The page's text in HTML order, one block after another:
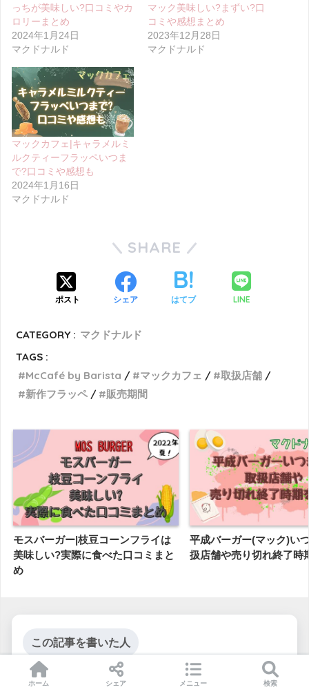
っちが美味しい?口コミやカ
ロリーまとめ
2024年1月24日
マクドナルド
マック美味しい?まずい?口
コミや感想まとめ
2023年12月28日
マクドナルド
マックカフェ|キャラメルミ
ルクティーフラッペいつま
で?口コミや感想も
2024年1月16日
マクドナルド
SHARE
ポスト シェア はてブ LINE
CATEGORY : マクドナルド
TAGS :
McCafé by Barista
マックカフェ
取扱店舗
新作フラッペ
販売期間
モスバーガー|枝豆コーンフライは
美味しい?実際に食べた口コミまと
め
平成バーガー(マック)い
扱店舗や売り切れ終了時
この記事を書いた人
ホーム シェア メニュー 検索